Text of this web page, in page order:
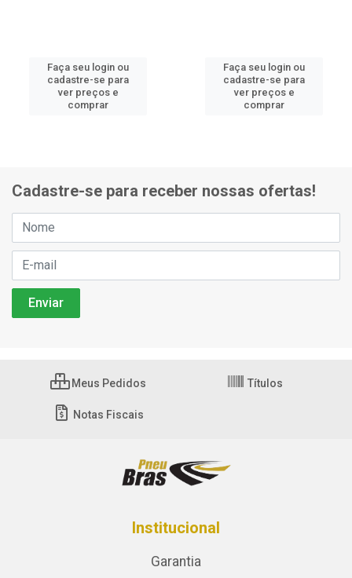
Faça seu login ou
cadastre-se para
ver preços e
comprar
Faça seu login ou
cadastre-se para
ver preços e
comprar
Cadastre-se para receber nossas ofertas!
Meus Pedidos Títulos
Notas Fiscais
Institucional
Garantia